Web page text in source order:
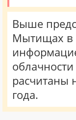
Выше
Мытищах в
расчитаны
года.